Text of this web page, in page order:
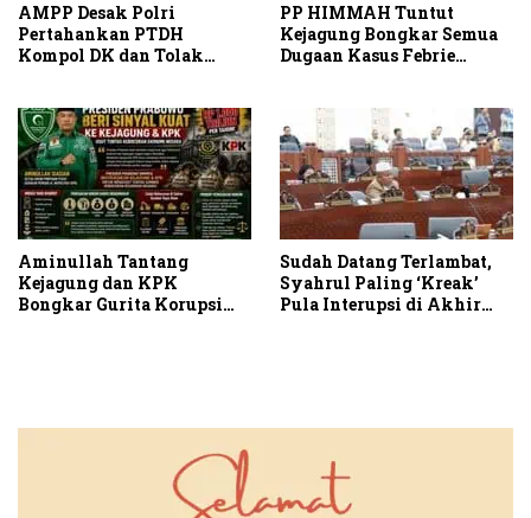
AMPP Desak Polri
Pertahankan PTDH
Kompol DK dan Tolak
PP HIMMAH Tuntut
Kejagung Bongkar Semua
Dugaan Kasus Febrie
Aminullah Tantang
Kejagung dan KPK
Bongkar Gurita Korupsi
Sudah Datang Terlambat,
Syahrul Paling ‘Kreak’
Pula Interupsi di Akhir